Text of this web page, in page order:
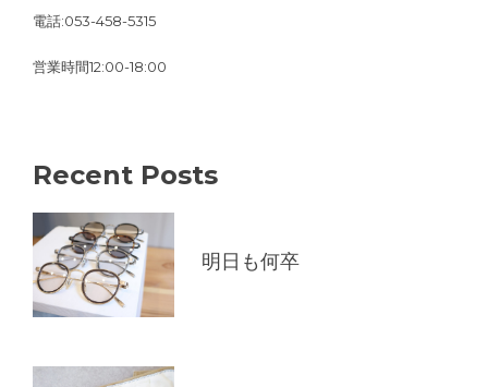
電話:053-458-5315
営業時間12:00-18:00
Recent Posts
明日も何卒